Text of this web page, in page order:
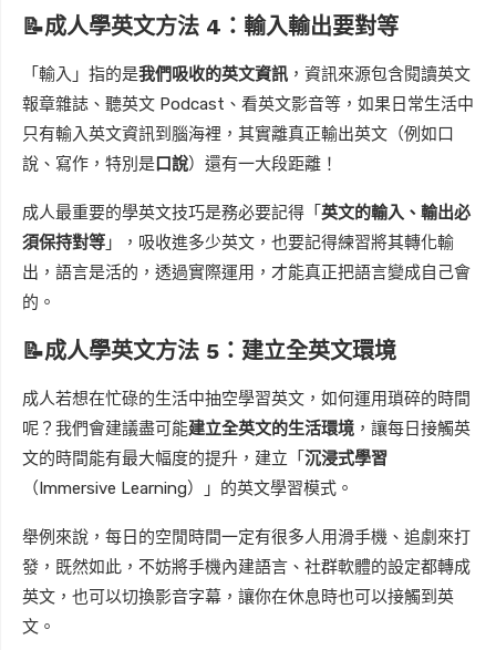
📝成人學英文方法 4：輸入輸出要對等
「輸入」指的是我們吸收的英文資訊 ，資訊來源包含閱讀英文
報章雜誌、聽英文 Podcast、看英文影音等，如果日常生活中
只有輸入英文資訊到腦海裡，其實離真正輸出英文（例如口
說、寫作，特別是口說）還有一大段距離！
成人最重要的學英文技巧是務必要記得「 英文的輸入、輸出必
須保持對等 」，吸收進多少英文，也要記得練習將其轉化輸
出，語言是活的，透過實際運用，才能真正把語言變成自己會
的。
📝成人學英文方法 5：建立全英文環境
成人若想在忙碌的生活中抽空學習英文，如何運用瑣碎的時間
呢？我們會建議盡可能建立全英文的生活環境 ，讓每日接觸英
文的時間能有最大幅度的提升，建立「 沉浸式學習
（Immersive Learning）」的英文學習模式。
舉例來說，每日的空閒時間一定有很多人用滑手機、追劇來打
發，既然如此，不妨將手機內建語言、社群軟體的設定都轉成
英文，也可以切換影音字幕，讓你在休息時也可以接觸到英
文。